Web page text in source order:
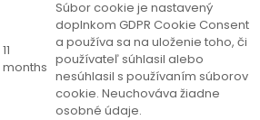
11
months
Súbor cookie je nastavený
doplnkom GDPR Cookie Consent
a používa sa na uloženie toho, či
používateľ súhlasil alebo
nesúhlasil s používaním súborov
cookie. Neuchováva žiadne
osobné údaje.